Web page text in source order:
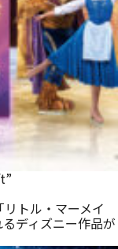
トル・マーメイ
ディズニー作品が